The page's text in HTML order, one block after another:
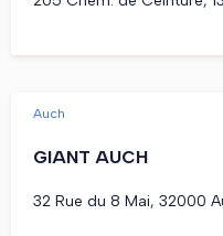
Auch
GIANT AUCH
32 Rue du 8 Mai, 32000